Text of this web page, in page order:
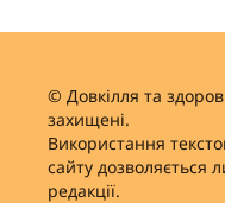
© Довкілля та
захищені.
Використання
сайту дозволяється
редакції.